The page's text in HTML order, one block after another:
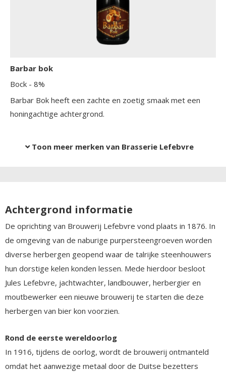
Barbar bok
Bock - 8%
Barbar Bok heeft een zachte en zoetig smaak met een
honingachtige achtergrond.
Toon meer merken van Brasserie Lefebvre
Achtergrond informatie
De oprichting van Brouwerij Lefebvre vond plaats in 1876. In
de omgeving van de naburige purpersteengroeven worden
diverse herbergen geopend waar de talrijke steenhouwers
hun dorstige kelen konden lessen. Mede hierdoor besloot
Jules Lefebvre, jachtwachter, landbouwer, herbergier en
moutbewerker een nieuwe brouwerij te starten die deze
herbergen van bier kon voorzien.
Rond de eerste wereldoorlog
In 1916, tijdens de oorlog, wordt de brouwerij ontmanteld
omdat het aanwezige metaal door de Duitse bezetters